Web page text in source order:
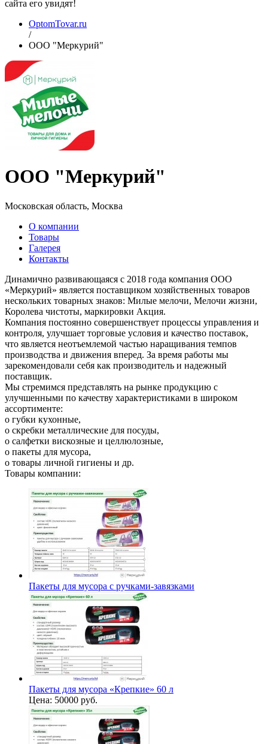
сайта его увидят!
OptomTovar.ru
/
ООО "Меркурий"
ООО "Меркурий"
Московская область, Москва
О компании
Товары
Галерея
Контакты
Динамично развивающаяся с 2018 года компания ООО
«Меркурий» является поставщиком хозяйственных товаров
нескольких товарных знаков: Милые мелочи, Мелочи жизни,
Королева чистоты, маркировки Акция.
Компания постоянно совершенствует процессы управления и
контроля, улучшает торговые условия и качество поставок,
что является неотъемлемой частью наращивания темпов
производства и движения вперед. За время работы мы
зарекомендовали себя как производитель и надежный
поставщик.
Мы стремимся представлять на рынке продукцию с
улучшенными по качеству характеристиками в широком
ассортименте:
o губки кухонные,
o скребки металлические для посуды,
o салфетки вискозные и целлюлозные,
o пакеты для мусора,
o товары личной гигиены и др.
Товары компании:
Пакеты для мусора с ручками-завязками
Пакеты для мусора «Крепкие» 60 л
Цена: 50000 руб.